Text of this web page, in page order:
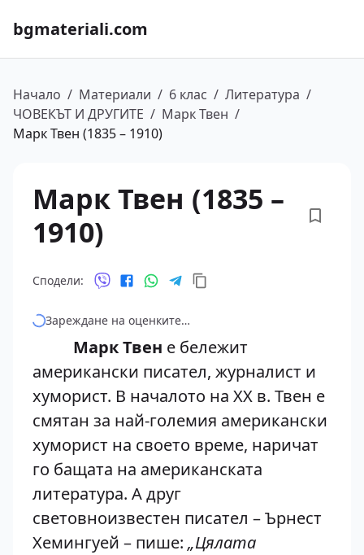
bgmateriali.com
Начало / Материали / 6 клас / Литература /
ЧОВЕКЪТ И ДРУГИТЕ / Марк Твен /
Марк Твен (1835 – 1910)
Марк Твен (1835 –
1910)
Сподели:
Зареждане на оценките…
Марк Твен е бележит
американски писател, журналист и
хуморист. В началото на XX в. Твен е
смятан за най-големия американски
хуморист на своето време, наричат
го бащата на американската
литература. А друг
световноизвестен писател – Ърнест
Хемингуей – пише: „Цялата